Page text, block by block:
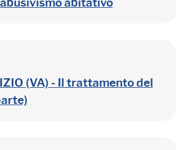
(VA) - Il trattamento del